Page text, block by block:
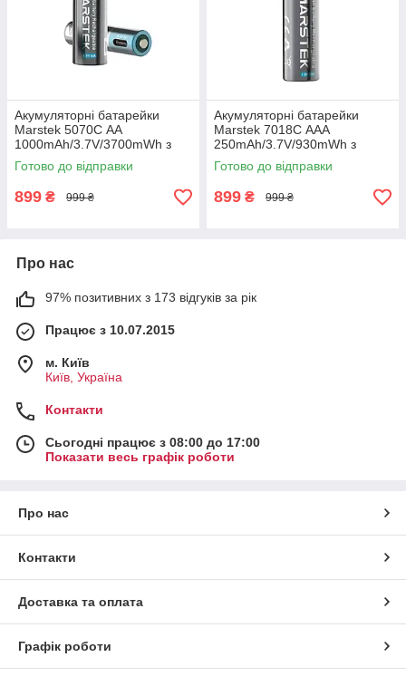
Акумуляторні батарейки
Marstek 5070С AA
1000mAh/3.7V/3700mWh з
роз'ємом USB Type-C, 4шт
(5070C)
Готово до відправки
899 ₴ 999 ₴
Акумуляторні батарейки
Marstek 7018С AAA
250mAh/3.7V/930mWh з
роз'ємом USB Type-C, 4шт
(7018С)
Готово до відправки
899 ₴ 999 ₴
Про нас
97% позитивних з 173 відгуків за рік
Працює з 10.07.2015
м. Київ
Київ, Україна
Контакти
Сьогодні працює з 08:00 до 17:00
Показати весь графік роботи
Про нас
Контакти
Доставка та оплата
Графік роботи